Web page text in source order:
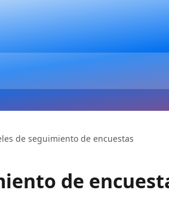
de seguimiento de encuestas
de